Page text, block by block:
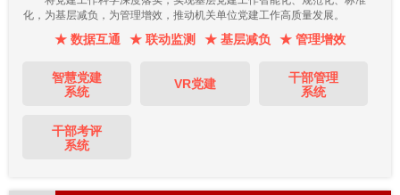
化，为基层减负，为管理增效，推动机关单位党建工作高质量发展。
★ 数据互通 ★ 联动监测 ★ 基层减负 ★ 管理增效
智慧党建
系统
VR党建
干部管理
系统
干部考评
系统